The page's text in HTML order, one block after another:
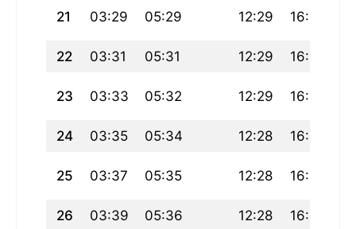
21 03:29 05:29 12:29 16:21
22 03:31 05:31 12:29 16:20
23 03:33 05:32 12:29 16:19
24 03:35 05:34 12:28 16:18
25 03:37 05:35 12:28 16:17
26 03:39 05:36 12:28 16:16